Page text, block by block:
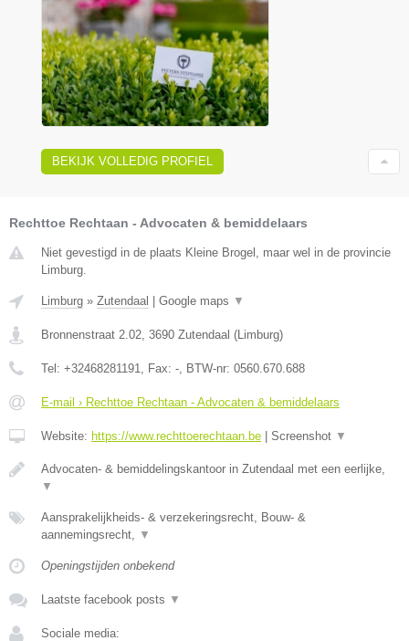
BEKIJK VOLLEDIG PROFIEL
Rechttoe Rechtaan - Advocaten & bemiddelaars
Niet gevestigd in de plaats Kleine Brogel, maar wel in de provincie
Limburg.
Limburg » Zutendaal | Google maps ▼
Bronnenstraat 2.02 3690 Zutendaal (Limburg)
Tel: +32468281191 , Fax: - , BTW-nr: 0560.670.688
E-mail › Rechttoe Rechtaan - Advocaten & bemiddelaars
Website: https://www.rechttoerechtaan.be | Screenshot ▼
Advocaten- & bemiddelingskantoor in Zutendaal met een eerlijke,
▼
Aansprakelijkheids- & verzekeringsrecht, Bouw- &
aannemingsrecht,
▼
Openingstijden onbekend
Laatste facebook posts ▼
Sociale media: